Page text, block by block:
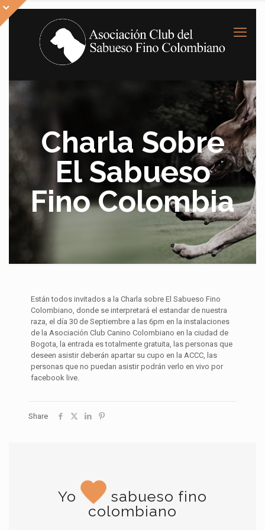
Charla Sobre
El Sabueso
Fino Colombia
Están todos invitados a la Charla sobre El Sabueso Fino
Colombiano, donde se interpretará el estandar de nuestra
raza, el día 30 de Septiembre a las 6pm en la instalaciones
de la Asociación Club Canino Colombiano en la ciudad de
Bogota, la entrada es totalmente gratuita, las personas que
deseen asistir deberán apartar su cupo en la ACCC, las
personas que no puedan asistir podrán verlo en vivo por
facebook live.
Share
Yo
sabueso fino
colombiano